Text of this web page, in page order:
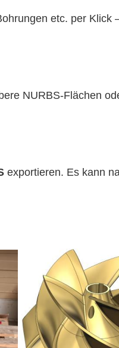
etc. per
NURBS-Flächen
exportieren. Es kann